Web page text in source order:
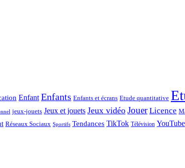
Enfant Enfants Enfants et écrans Etude quantitative
jeux-jouets Jeux et jouets Jeux vidéo Jouer Licence
Réseaux Sociaux Sportifs Tendances TikTok Télévision YouTube